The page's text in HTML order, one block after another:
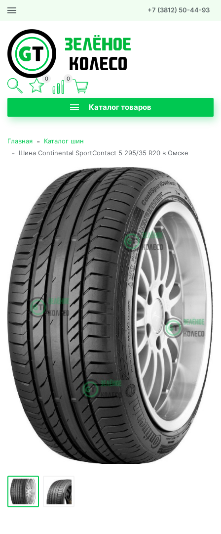
+7 (3812) 50-44-93
Каталог товаров
0 0
Главная - Каталог шин
- Шина Continental SportContact 5 295/35 R20 в Омске